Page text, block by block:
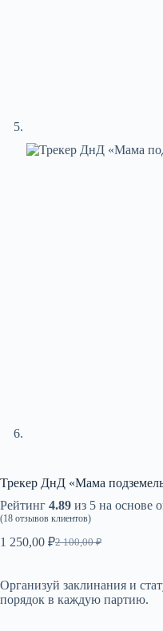
Трекер ДнД «Мама
Рейтинг 4.89 из 5 на основе
(18 отзывов клиентов)
2 100,00₽
Первоначальная
2
100,00 ₽.
1 250,00 ₽
Текущая
250,00 ₽.
Организуй заклинания и
порядок в каждую партию.